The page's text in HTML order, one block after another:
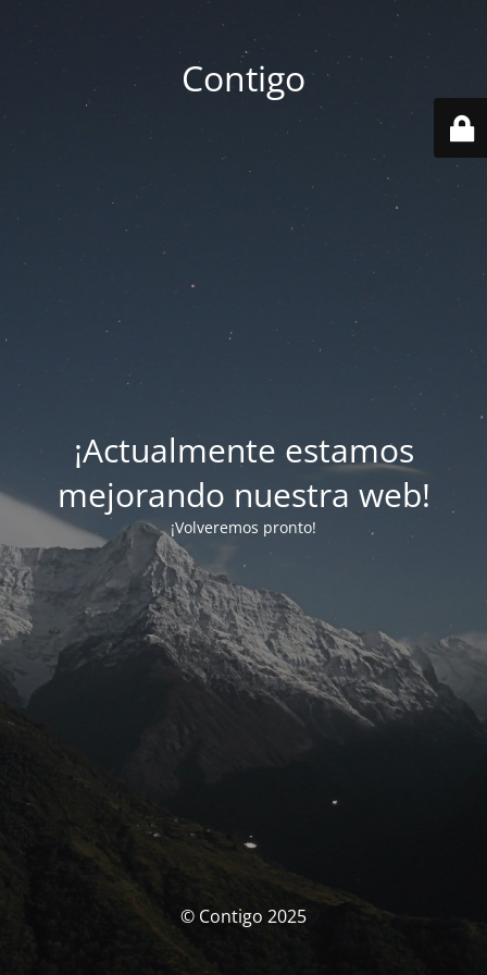
Contigo
¡Actualmente estamos
mejorando nuestra web!
¡Volveremos pronto!
© Contigo 2025